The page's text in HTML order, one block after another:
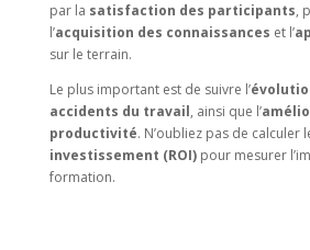
par la satisfaction des participants,
l’acquisition des connaissances et l’
sur le terrain.
Le plus important est de suivre l’
accidents du travail, ainsi que l’
productivité. N’oubliez pas de calculer
investissement (ROI)pour mesurer
formation.